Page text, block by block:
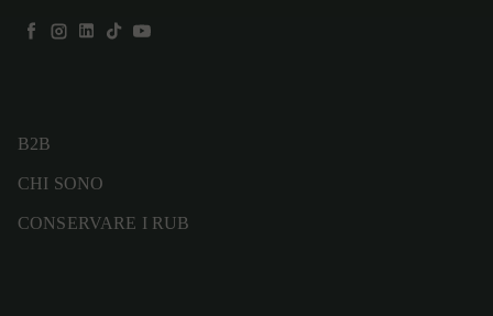
Facebook
Instagram
LinkedIn
TikTokYouTube
B2B
CHI SONO
CONSERVARE I RUB